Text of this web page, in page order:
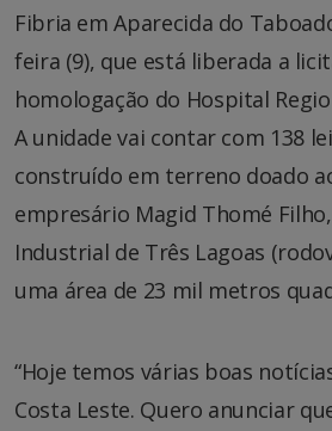
Fibria em Aparecida do
feira (9), que está liberada a
homologação do Hospital
A unidade vai contar com 138
construído em terreno doado
empresário Magid Thomé
Industrial de Três Lagoas
uma área de 23 mil metros
“Hoje temos várias boas
Costa Leste. Quero anunciar